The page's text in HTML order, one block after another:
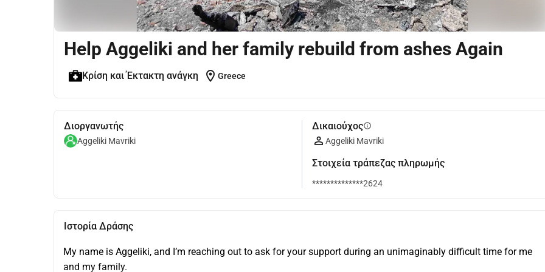
Help Aggeliki and her family rebuild from ashes Again
Κρίση και Έκτακτη ανάγκη location_on Greece
Διοργανωτής
Aggeliki Mavriki
Δικαιούχοςinfo
Aggeliki Mavriki
Στοιχεία τράπεζας πληρωμής
**************2624
Ιστορία Δράσης
My name is Aggeliki, and I’m reaching out to ask for your support during an unimaginably difficult time for me
and my family.